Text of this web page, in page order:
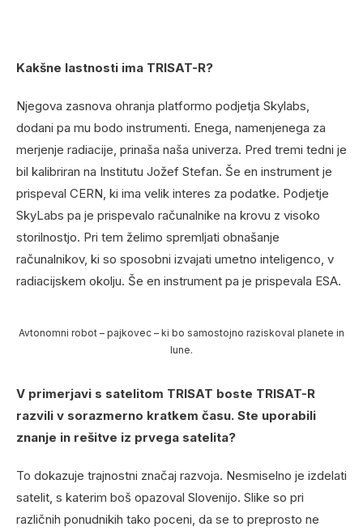
Kakšne lastnosti ima TRISAT-R?
Njegova zasnova ohranja platformo podjetja Skylabs,
dodani pa mu bodo instrumenti. Enega, namenjenega za
merjenje radiacije, prinaša naša univerza. Pred tremi tedni je
bil kalibriran na Institutu Jožef Stefan. Še en instrument je
prispeval CERN, ki ima velik interes za podatke. Podjetje
SkyLabs pa je prispevalo računalnike na krovu z visoko
storilnostjo. Pri tem želimo spremljati obnašanje
računalnikov, ki so sposobni izvajati umetno inteligenco, v
radiacijskem okolju. Še en instrument pa je prispevala ESA.
Avtonomni robot – pajkovec – ki bo samostojno raziskoval planete in
lune.
V primerjavi s satelitom TRISAT boste TRISAT-R
razvili v sorazmerno kratkem času. Ste uporabili
znanje in rešitve iz prvega satelita?
To dokazuje trajnostni značaj razvoja. Nesmiselno je izdelati
satelit, s katerim boš opazoval Slovenijo. Slike so pri
različnih ponudnikih tako poceni, da se to preprosto ne